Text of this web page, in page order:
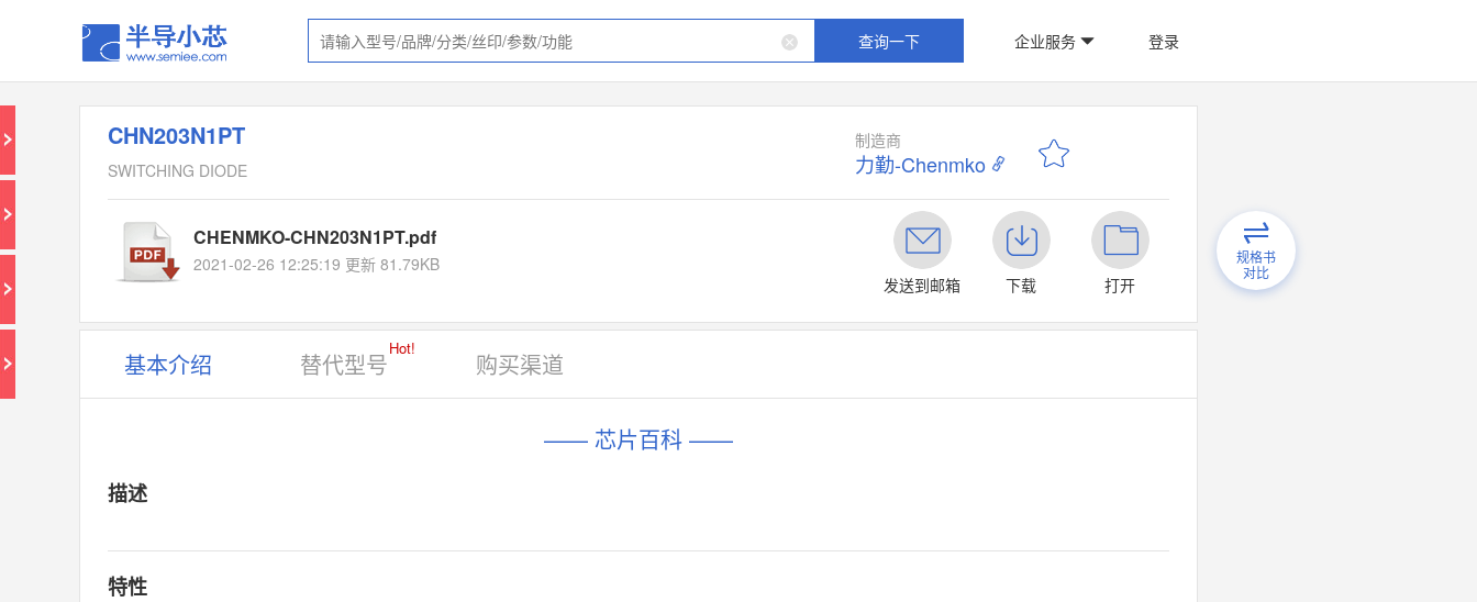
查询一下 企业服务 登录
CHN203N1PT
SWITCHING DIODE
制造商
力勤-Chenmko
CHENMKO-CHN203N1PT.pdf
2021-02-26 12:25:19 更新 81.79KB
发送到邮箱
下载 打开
规格书
对比
基本介绍 替代型号
Hot!
购买渠道
—— 芯片百科 ——
描述
特性